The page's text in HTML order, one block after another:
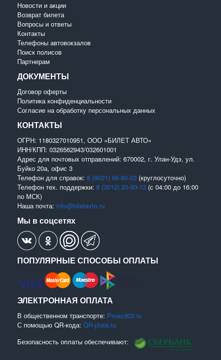
Новости и акции
Возврат билета
Вопросы и ответы
Контакты
Телефоны автовокзалов
Поиск полисов
Партнерам
ДОКУМЕНТЫ
Договор оферты
Политика конфиденциальности
Согласие на обработку персональных данных
КОНТАКТЫ
ОГРН: 1180327010951, ООО «БИЛЕТ АВТО»
ИНН/КПП: 0326562943/032601001
Адрес для почтовых отправлений: 670002, г. Улан-Удэ, ул.
Буйко 20а, офис 3
Телефон для справок: 8 (9021) 66-80-03 (круглосуточно)
Телефон тех. поддержки: 8 (3012) 20-50-13 (с 04:00 до 16:00
по МСК)
Наша почта: info@biletavto.ru
Мы в соцсетях
ПОПУЛЯРНЫЕ СПОСОБЫ ОПЛАТЫ
ЭЛЕКТРОННАЯ ОПЛАТА
В общественном транспорте: Proezd03.ru
С помощью QR-кода: QR-plata.ru
Безопасность оплаты обеспечивают: